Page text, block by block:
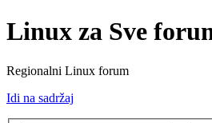
Linux za Sve
Regionalni Linux forum
Idi na sadržaj